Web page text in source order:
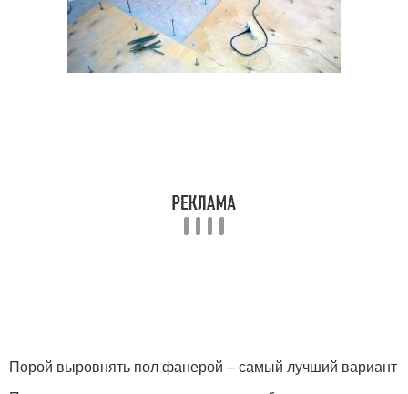
Порой выровнять пол фанерой – самый лучший вариант